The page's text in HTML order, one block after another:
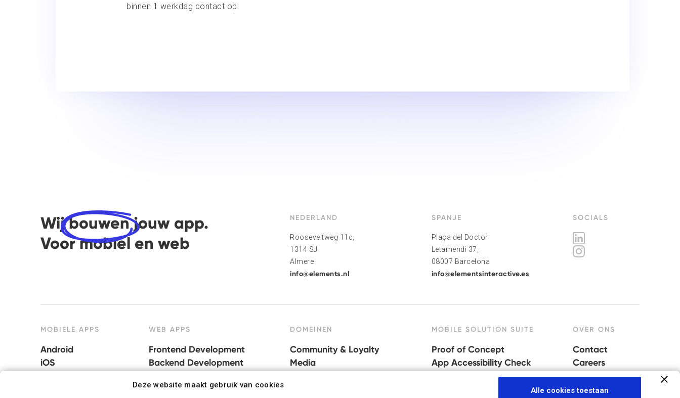
Deze website maakt gebruik van cookies
Alle cookies toestaan
binnen 1 werkdag contact op.
Wijbouwenjouw app.
Voor mobiel en web
NEDERLAND
Rooseveltweg 11c,
1314 SJ
Almere
info@elements.nl
SPANJE
Plaça del Doctor
Letamendi 37,
08007 Barcelona
info@elementsinteractive.es
SOCIALS
MOBIELE APPS
Android
iOS
WEB APPS
Frontend Development
Backend Development
DOMEINEN
Community & Loyalty
Media
MOBILE SOLUTION SUITE
Proof of Concept
App Accessibility Check
App Security Check
OVER ONS
Contact
Careers
Blog
Downloads